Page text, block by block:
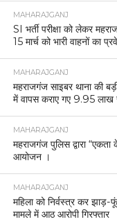
MAHARAJGANJ
SI भर्ती परीक्षा को लेकर
15 मार्च को भारी वाहनों का
MAHARAJGANJ
महराजगंज साइबर थाना की
में वापस कराए गए 9.95
MAHARAJGANJ
महराजगंज पुलिस द्वारा
आयोजन ।
MAHARAJGANJ
महिला को निर्वस्त्र कर
मामले में आठ आरोपी गिरफ्तार